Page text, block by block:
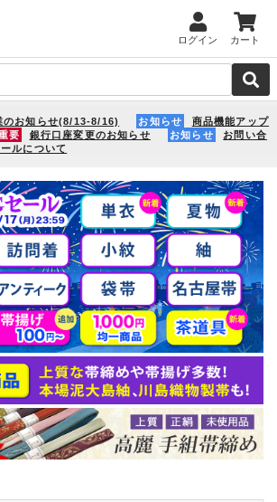
ログイン カート
のお知らせ(8/13-8/16) お知らせ
商品機能アップ
要 銀行口座変更のお知らせ お知らせ
お問い合
ルについて